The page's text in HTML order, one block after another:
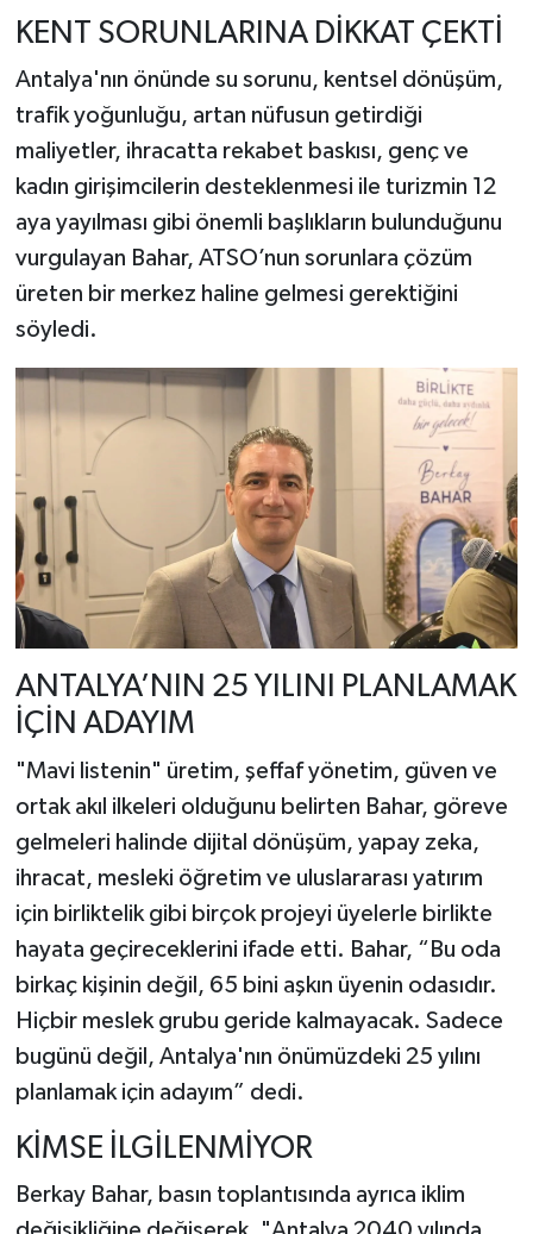
KENT SORUNLARINA DİKKAT ÇEKTİ
Antalya'nın önünde su sorunu, kentsel dönüşüm,
trafik yoğunluğu, artan nüfusun getirdiği
maliyetler, ihracatta rekabet baskısı, genç ve
kadın girişimcilerin desteklenmesi ile turizmin 12
aya yayılması gibi önemli başlıkların bulunduğunu
vurgulayan Bahar, ATSO’nun sorunlara çözüm
üreten bir merkez haline gelmesi gerektiğini
söyledi.
ANTALYA’NIN 25 YILINI PLANLAMAK
İÇİN ADAYIM
"Mavi listenin" üretim, şeffaf yönetim, güven ve
ortak akıl ilkeleri olduğunu belirten Bahar, göreve
gelmeleri halinde dijital dönüşüm, yapay zeka,
ihracat, mesleki öğretim ve uluslararası yatırım
için birliktelik gibi birçok projeyi üyelerle birlikte
hayata geçireceklerini ifade etti. Bahar, “Bu oda
birkaç kişinin değil, 65 bini aşkın üyenin odasıdır.
Hiçbir meslek grubu geride kalmayacak. Sadece
bugünü değil, Antalya'nın önümüzdeki 25 yılını
planlamak için adayım” dedi.
KİMSE İLGİLENMİYOR
Berkay Bahar, basın toplantısında ayrıca iklim